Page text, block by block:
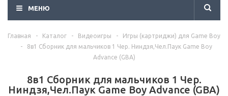
МЕНЮ
Главная - Каталог - Видеоигры -
Игры (картриджи) для Game Boy
-
8в1 Сборник для мальчиков 1 Чер. Ниндзя,Чел.Паук Game Boy
Advance (GBA)
8в1 Сборник для мальчиков 1 Чер.
Ниндзя,Чел.Паук Game Boy Advance (GBA)